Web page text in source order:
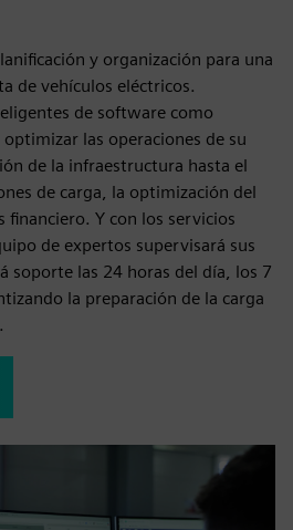
y organización para una
de vehículos eléctricos.
de software como
las operaciones de su
de la infraestructura hasta el
de carga, la optimización del
financiero. Y con los servicios
de expertos supervisará sus
soporte las 24 horas del día, los 7
la preparación de la carga